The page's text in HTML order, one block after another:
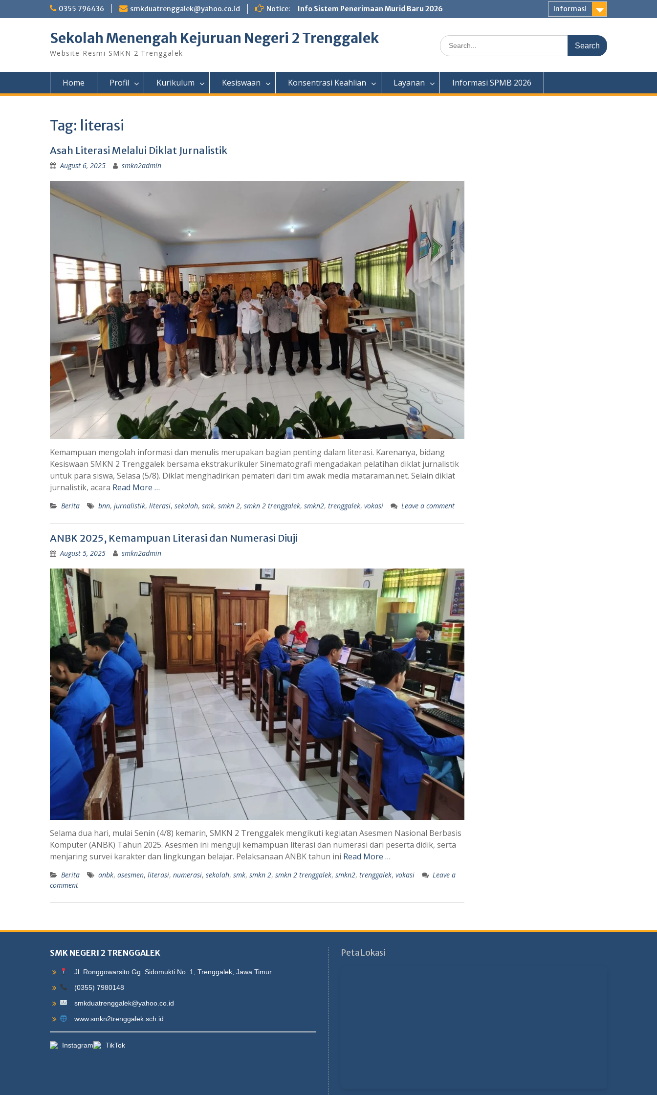
0355 796436 smkduatrenggalek@yahoo.co.id Notice: Info Sistem Penerimaan Murid Baru 2026 Informasi
Sekolah Menengah Kejuruan Negeri 2 Trenggalek
Website Resmi SMKN 2 Trenggalek
Search
for:
Home Profil Kurikulum Kesiswaan Konsentrasi Keahlian Layanan Informasi SPMB 2026
Tag: literasi
Asah Literasi Melalui Diklat Jurnalistik
August 6, 2025 smkn2admin
Kemampuan mengolah informasi dan menulis merupakan bagian penting dalam literasi. Karenanya, bidang
Kesiswaan SMKN 2 Trenggalek bersama ekstrakurikuler Sinematografi mengadakan pelatihan diklat jurnalistik
untuk para siswa, Selasa (5/8). Diklat menghadirkan pemateri dari tim awak media mataraman.net. Selain diklat
jurnalistik, acara Read More …
Berita bnn, jurnalistik, literasi, sekolah, smk, smkn 2, smkn 2 trenggalek, smkn2, trenggalek, vokasi Leave a comment
ANBK 2025, Kemampuan Literasi dan Numerasi Diuji
August 5, 2025 smkn2admin
Selama dua hari, mulai Senin (4/8) kemarin, SMKN 2 Trenggalek mengikuti kegiatan Asesmen Nasional Berbasis
Komputer (ANBK) Tahun 2025. Asesmen ini menguji kemampuan literasi dan numerasi dari peserta didik, serta
menjaring survei karakter dan lingkungan belajar. Pelaksanaan ANBK tahun ini Read More …
Berita anbk, asesmen, literasi, numerasi, sekolah, smk, smkn 2, smkn 2 trenggalek, smkn2, trenggalek, vokasi
Leave a
comment
SMK NEGERI 2 TRENGGALEK
Jl. Ronggowarsito Gg. Sidomukti No. 1, Trenggalek, Jawa Timur
(0355) 7980148
smkduatrenggalek@yahoo.co.id
www.smkn2trenggalek.sch.id
Instagram TikTok
Peta Lokasi